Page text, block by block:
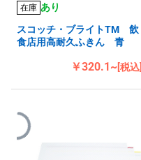
在庫 あり
スコッチ・ブライトTM 飲
食店用高耐久ふきん 青
￥320.1~[税込]